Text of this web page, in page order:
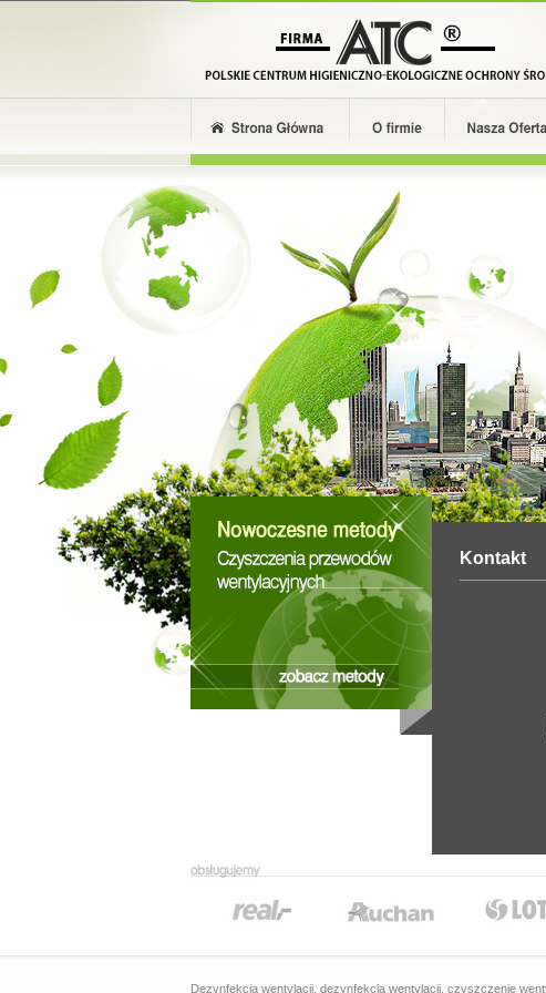
Kontakt
Dezynfekcja wentylacji , dezynfekcja wentylacji, czyszczenie